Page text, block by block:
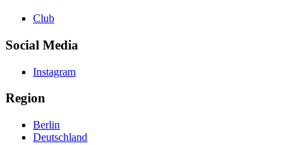
Club
Social Media
Instagram
Region
Berlin
Deutschland